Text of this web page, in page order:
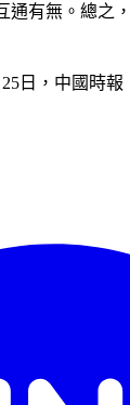
通有無。總之
25日，中國時